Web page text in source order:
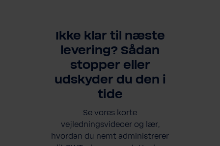
Ikke klar til næste
levering? Sådan
stopper eller
udskyder du den i
tide
Se vores korte
vejledningsvideoer og lær,
hvordan du nemt administrerer